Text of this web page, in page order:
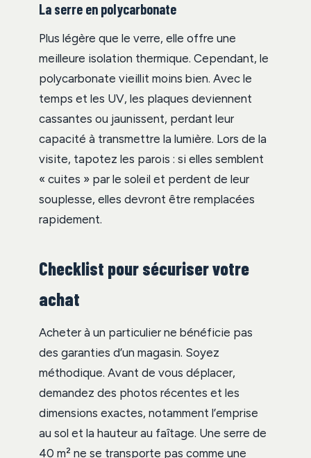
La serre en polycarbonate
Plus légère que le verre, elle offre une
meilleure isolation thermique. Cependant, le
polycarbonate vieillit moins bien. Avec le
temps et les UV, les plaques deviennent
cassantes ou jaunissent, perdant leur
capacité à transmettre la lumière. Lors de la
visite, tapotez les parois : si elles semblent
« cuites » par le soleil et perdent de leur
souplesse, elles devront être remplacées
rapidement.
Checklist pour sécuriser votre
achat
Acheter à un particulier ne bénéficie pas
des garanties d’un magasin. Soyez
méthodique. Avant de vous déplacer,
demandez des photos récentes et les
dimensions exactes, notamment l’emprise
au sol et la hauteur au faîtage. Une serre de
40 m² ne se transporte pas comme une